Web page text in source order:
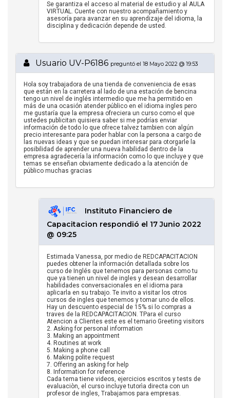
Se garantiza el acceso al material de estudio y al AULA
VIRTUAL. Cuente con nuestro acompañamiento y
asesoría para avanzar en su aprendizaje del idioma, la
disciplina y dedicación depende de usted.
Usuario UV-P6186 preguntó el 18 Mayo 2022 @ 19:53
Hola soy trabajadora de una tienda de conveniencia de esas
que están en la carretera al lado de una estación de bencina
tengo un nivel de inglés intermedio que me ha permitido en
más de una ocasión atender público en el idioma ingles pero
me gustaría que la empresa ofreciera un curso como el que
ustedes publicitan quisiera saber si me podrías enviar
información de todo lo que ofrece talvez tambien con algún
precio interesante para poder hablar con la persona a cargo de
las nuevas ideas y que se puedan interesar para otorgarle la
posibilidad de aprender una nueva habilidad dentro de la
empresa agradecería la información como lo que incluye y que
temas se enseñan obviamente dedicado a la atención de
público muchas gracias
Instituto Financiero de
Capacitacion respondió el 17 Junio 2022
@ 09:25
Estimada Vanessa, por medio de REDCAPACITACION
puedes obtener la información detallada sobre los
curso de Inglés que tenemos para personas como tu
que ya tienen un nivel de ingles y desean desarrollar
habilidades conversacionales en el idioma para
aplicarla en su trabajo. Te invito a visitar los otros
cursos de ingles que tenemos y tomar uno de ellos.
Hay un descuento especial de 15% si lo compras a
traves de la REDCAPACITACION. TPara el curso
Atencion a Clientes este es el temario Greeting visitors
2. Asking for personal information
3. Making an appointment
4. Routines at work
5. Making a phone call
6. Making polite request
7. Offering an asking for help
8. Information for reference
Cada tema tiene videos, ejercicios escritos y tests de
evaluaciòn, el curso incluye tutorìa directa con un
profesor de ingles, Trabajamos para empresas.